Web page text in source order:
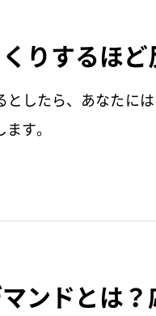
りするほ
したら、あなたに
す。
ンドとは